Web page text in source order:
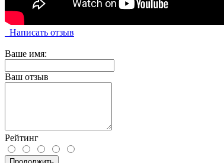
Написать отзыв
Ваше имя:
Ваш отзыв
Рейтинг
Продолжить